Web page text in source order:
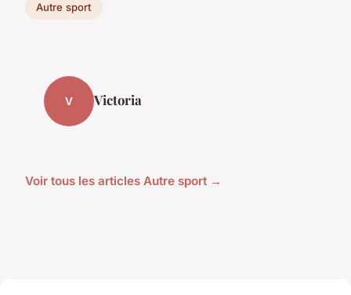
Autre sport
V Victoria
Voir tous les articles Autre sport →